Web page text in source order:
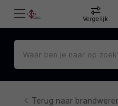
Vergelijk
Terug naar